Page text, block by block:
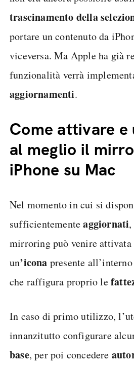
trascinamento della
portare un contenuto da
viceversa. Ma Apple ha già
funzionalità verrà
aggiornamenti.
Come attivare e
al meglio il
iPhone su Mac
Nel momento in cui si
sufficientementeaggiornati
mirroring può venire attivata
un’icona presente
che raffigura proprio le
In caso di primo utilizzo,
innanzitutto configurare
base, per poi concedere